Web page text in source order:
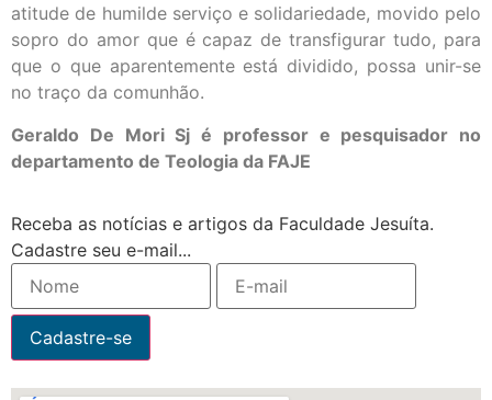
atitude de humilde serviço e solidariedade, movido pelo
sopro do amor que é capaz de transfigurar tudo, para
que o que aparentemente está dividido, possa unir-se
no traço da comunhão.
Geraldo De Mori Sj é professor e pesquisador no
departamento de Teologia da FAJE
Receba as notícias e artigos da Faculdade Jesuíta.
Cadastre seu e-mail...